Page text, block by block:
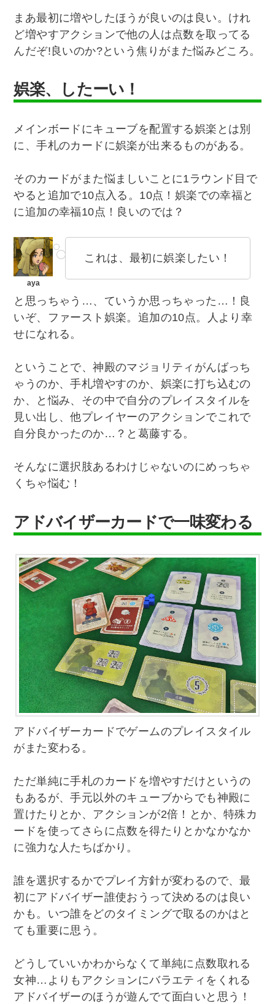
まあ最初に増やしたほうが良いのは良い。けれ
ど増やすアクションで他の人は点数を取ってる
んだぞ!良いのか?という焦りがまた悩みどころ。
娯楽、したーい！
メインボードにキューブを配置する娯楽とは別
に、手札のカードに娯楽が出来るものがある。
そのカードがまた悩ましいことに1ラウンド目で
やると追加で10点入る。10点！娯楽での幸福と
に追加の幸福10点！良いのでは？
これは、最初に娯楽したい！
と思っちゃう…、ていうか思っちゃった…！良
いぞ、ファースト娯楽。追加の10点。人より幸
せになれる。
ということで、神殿のマジョリティがんばっち
ゃうのか、手札増やすのか、娯楽に打ち込むの
か、と悩み、その中で自分のプレイスタイルを
見い出し、他プレイヤーのアクションでこれで
自分良かったのか…？と葛藤する。
そんなに選択肢あるわけじゃないのにめっちゃ
くちゃ悩む！
アドバイザーカードで一味変わる
アドバイザーカードでゲームのプレイスタイル
がまた変わる。
ただ単純に手札のカードを増やすだけというの
もあるが、手元以外のキューブからでも神殿に
置けたりとか、アクションが2倍！とか、特殊カ
ードを使ってさらに点数を得たりとかなかなか
に強力な人たちばかり。
誰を選択するかでプレイ方針が変わるので、最
初にアドバイザー誰使おうって決めるのは良い
かも。いつ誰をどのタイミングで取るのかはと
ても重要に思う。
どうしていいかわからなくて単純に点数取れる
女神…よりもアクションにバラエティをくれる
アドバイザーのほうが遊んでて面白いと思う！